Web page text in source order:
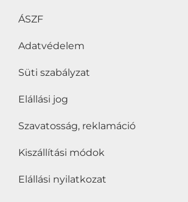
ÁSZF
Adatvédelem
Süti szabályzat
Elállási jog
Szavatosság, reklamáció
Kiszállítási módok
Elállási nyilatkozat